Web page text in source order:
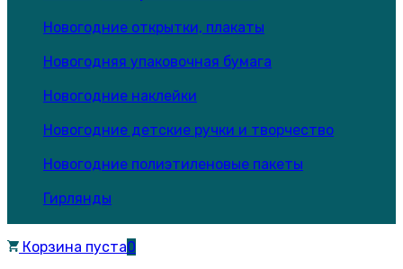
Новогодние открытки, плакаты
Новогодняя упаковочная бумага
Новогодние наклейки
Новогодние детские ручки и творчество
Новогодние полиэтиленовые пакеты
Гирлянды
Корзина пуста0